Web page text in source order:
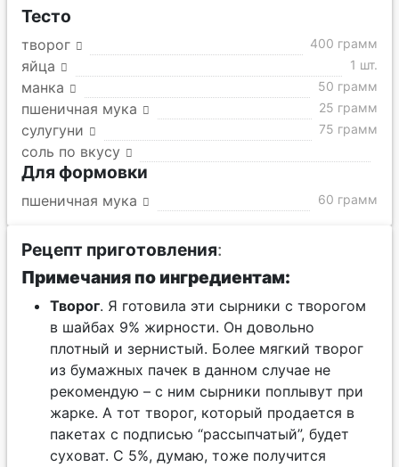
Тесто
творог 400 грамм
яйца 1 шт.
манка 50 грамм
пшеничная мука 25 грамм
сулугуни 75 грамм
соль по вкусу
Для формовки
пшеничная мука 60 грамм
Рецепт приготовления:
Примечания по ингредиентам:
Творог. Я готовила эти сырники с творогом
в шайбах 9% жирности. Он довольно
плотный и зернистый. Более мягкий творог
из бумажных пачек в данном случае не
рекомендую – с ним сырники поплывут при
жарке. А тот творог, который продается в
пакетах с подписью “рассыпчатый”, будет
суховат. С 5%, думаю, тоже получится